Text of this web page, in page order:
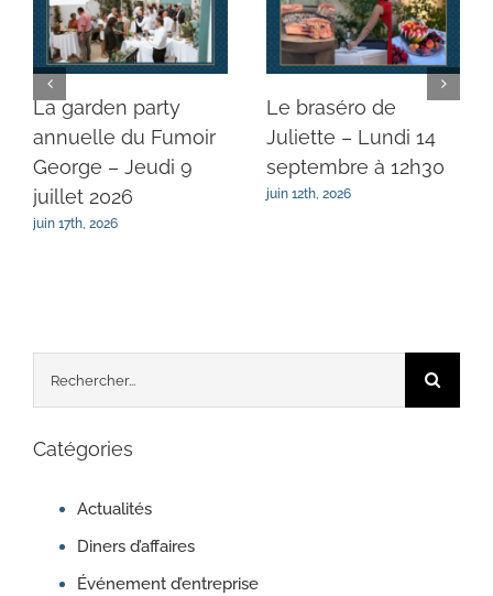
La garden party
annuelle du Fumoir
George – Jeudi 9
juillet 2026
juin 17th, 2026
Le braséro de
Juliette – Lundi 14
septembre à 12h30
juin 12th, 2026
Rechercher:
Catégories
Actualités
Diners d’affaires
Événement d’entreprise